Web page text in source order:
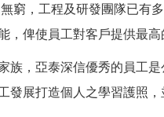
，工程及研發團隊已有
俾使員工對客戶提供最高
，亞泰深信優秀的員工
展打造個人之學習護照，